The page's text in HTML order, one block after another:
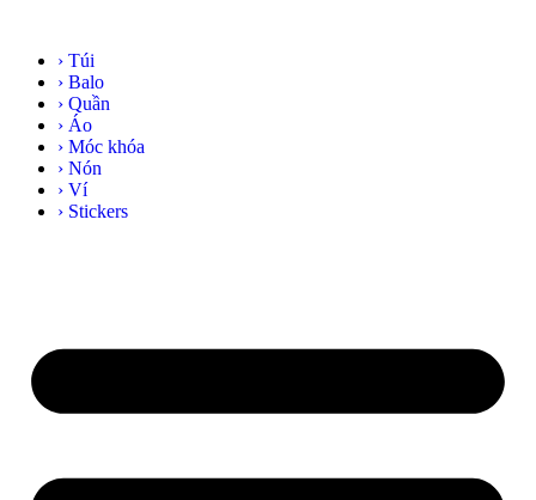
› Túi
› Balo
› Quần
› Áo
› Móc khóa
› Nón
› Ví
› Stickers